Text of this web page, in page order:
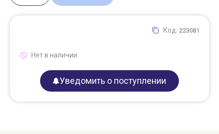
Код: 223081
Нет в наличии
Уведомить о поступлении